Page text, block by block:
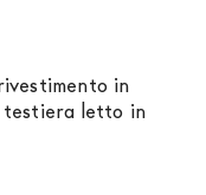
in
testiera letto in